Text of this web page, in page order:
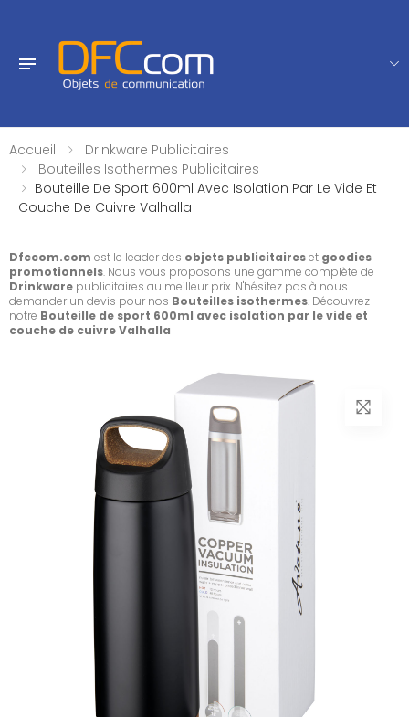
Accueil
Drinkware Publicitaires
Bouteilles Isothermes Publicitaires
Bouteille De Sport 600ml Avec Isolation Par Le Vide Et
Couche De Cuivre Valhalla
Dfccom.com est le leader des objets publicitaireset goodies
promotionnels. Nous vous proposons une gamme complète de
Drinkware publicitaires au meilleur prix. N'hésitez pas à nous
demander un devis pour nos Bouteilles isothermes. Découvrez
notre Bouteille de sport 600ml avec isolation par le vide et
couche de cuivre Valhalla